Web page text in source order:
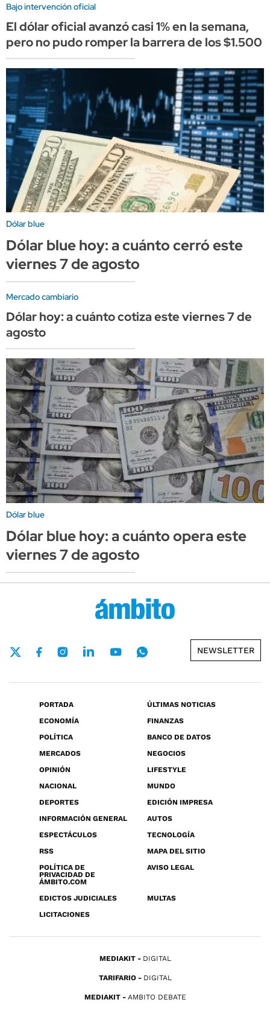
Bajo intervención oficial
El dólar oficial avanzó casi 1% en la semana,
pero no pudo romper la barrera de los $1.500
Dólar blue
Dólar blue hoy: a cuánto cerró este
viernes 7 de agosto
Mercado cambiario
Dólar hoy: a cuánto cotiza este viernes 7 de
agosto
Dólar blue
Dólar blue hoy: a cuánto opera este
viernes 7 de agosto
NEWSLETTER
PORTADA
ÚLTIMAS NOTICIAS
ECONOMÍA
FINANZAS
POLÍTICA
BANCO DE DATOS
MERCADOS
NEGOCIOS
OPINIÓN
LIFESTYLE
NACIONAL
MUNDO
DEPORTES
EDICIÓN IMPRESA
INFORMACIÓN GENERAL
AUTOS
ESPECTÁCULOS
TECNOLOGÍA
RSS
MAPA DEL SITIO
POLÍTICA DE
PRIVACIDAD DE
ÁMBITO.COM
AVISO LEGAL
EDICTOS JUDICIALES
MULTAS
LICITACIONES
MEDIAKIT DIGITAL
TARIFARIO DIGITAL
MEDIAKIT AMBITO DEBATE